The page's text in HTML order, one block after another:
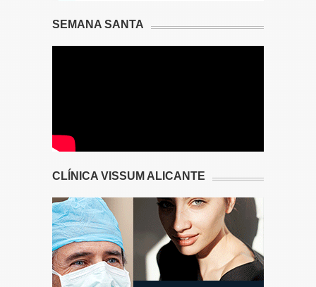
SEMANA SANTA
CLÍNICA VISSUM ALICANTE